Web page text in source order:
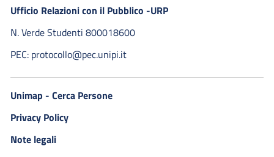
Ufficio Relazioni con il Pubblico -URP
N. Verde Studenti 800018600​
PEC: protocollo@pec.unipi.it
Unimap - Cerca Persone
Privacy Policy
Note legali